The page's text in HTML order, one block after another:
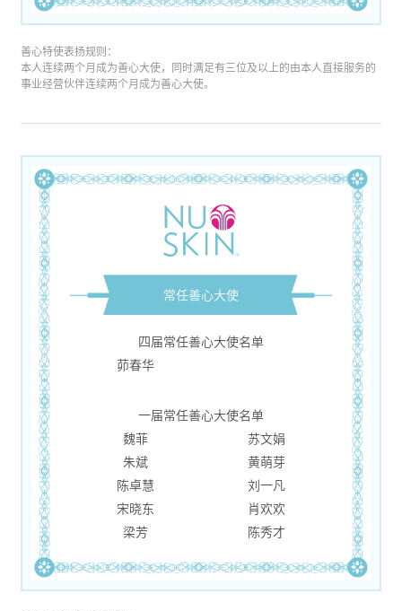
善心特使表扬规则：
本人连续两个月成为善心大使，同时满足有三位及以上的由本人直接服务的
事业经营伙伴连续两个月成为善心大使。
常任善心大使
四届常任善心大使名单
茆春华
一届常任善心大使名单
魏菲
苏文娟
朱斌
黄萌芽
陈卓慧
刘一凡
宋晓东
肖欢欢
梁芳
陈秀才